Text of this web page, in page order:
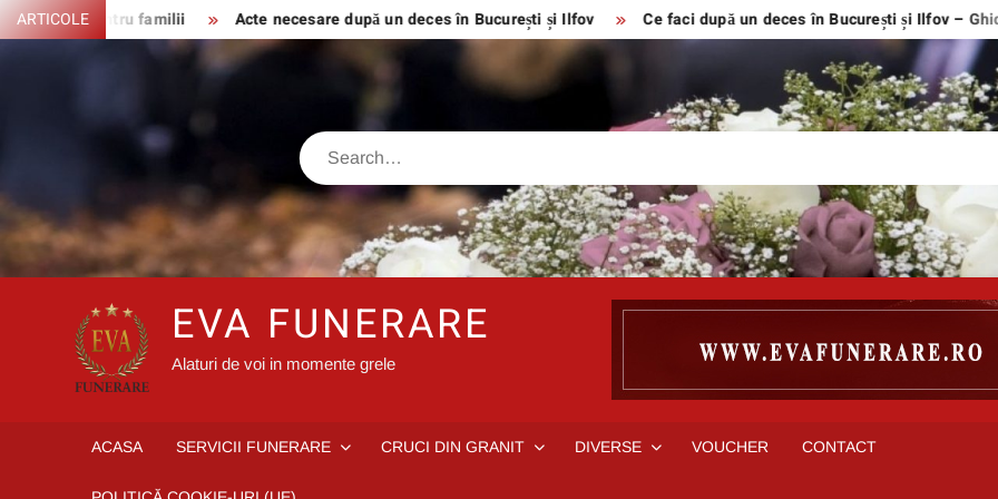
Skip
to
ARTICOLE
familii Acte necesare după un deces în București și Ilfov Ce faci după un deces în București și Ilfov – Ghid complet
Search
EVA FUNERARE
Alaturi de voi in momente grele
ACASA SERVICII FUNERARE CRUCI DIN GRANIT DIVERSE VOUCHER CONTACT